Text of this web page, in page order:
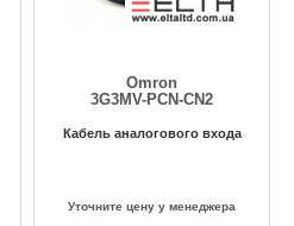
Omron
3G3MV-PCN-CN2
Кабель аналогового входа
Уточните цену у менеджера